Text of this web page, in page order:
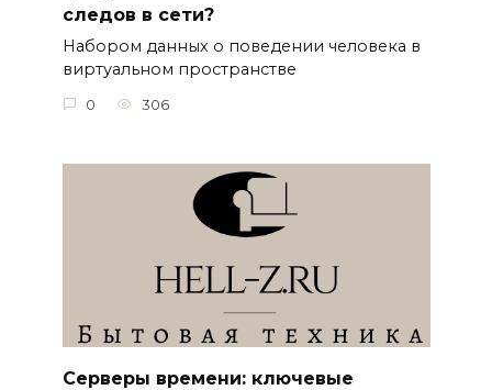
следов в сети?
Набором данных о поведении человека в
виртуальном пространстве
0 306
Серверы времени: ключевые